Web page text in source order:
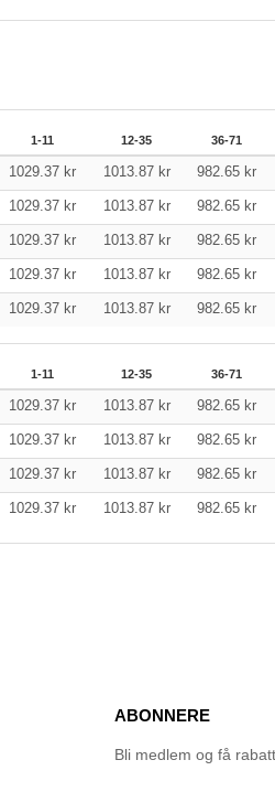
1-11 12-35 36-71
1029.37 kr 1013.87 kr 982.65 kr
1029.37 kr 1013.87 kr 982.65 kr
1029.37 kr 1013.87 kr 982.65 kr
1029.37 kr 1013.87 kr 982.65 kr
1029.37 kr 1013.87 kr 982.65 kr
1-11 12-35 36-71
1029.37 kr 1013.87 kr 982.65 kr
1029.37 kr 1013.87 kr 982.65 kr
1029.37 kr 1013.87 kr 982.65 kr
1029.37 kr 1013.87 kr 982.65 kr
ABONNERE
Bli medlem og få